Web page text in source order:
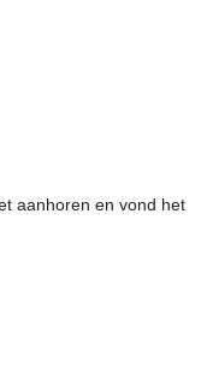
aanhoren en vond het